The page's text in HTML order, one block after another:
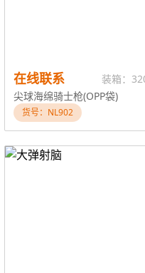
在线联系
装箱：
尖球海绵骑士枪(OPP袋)
货号：NL902